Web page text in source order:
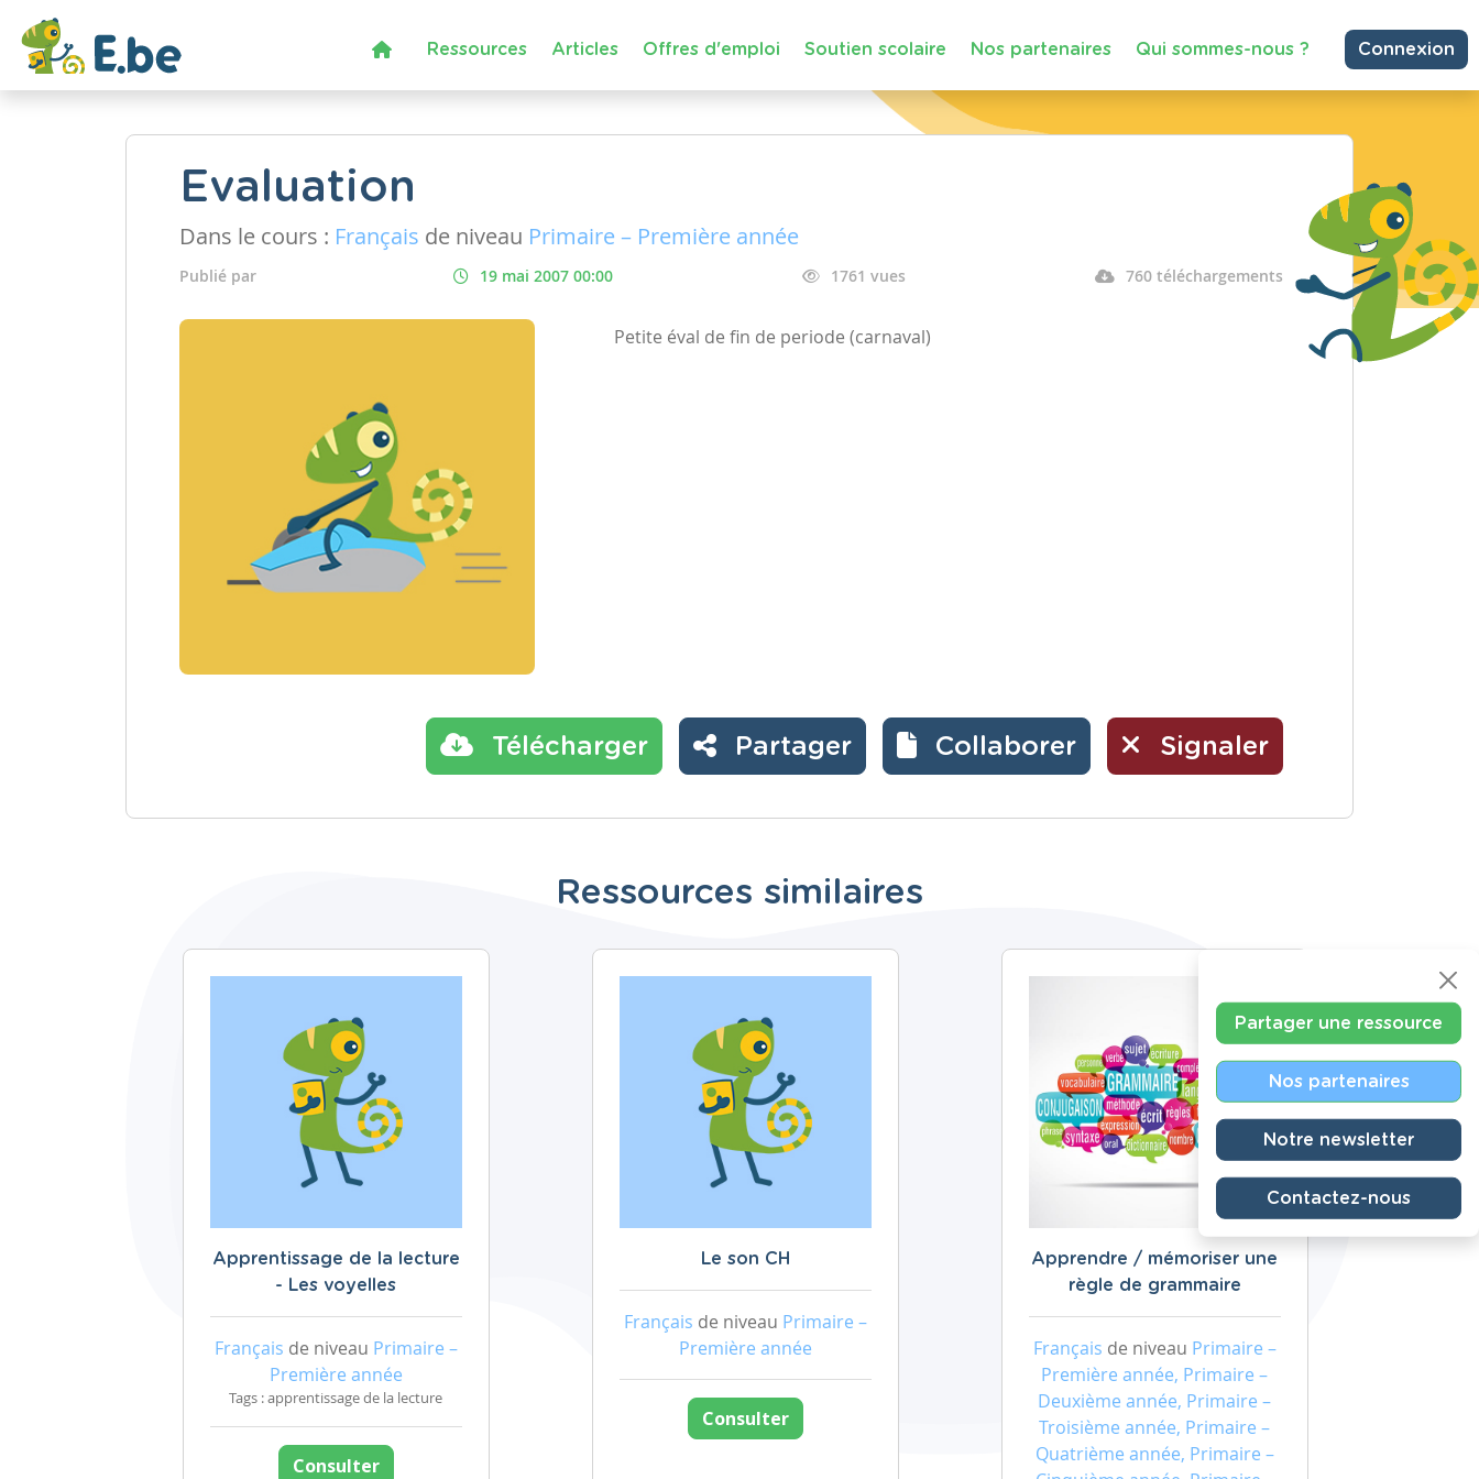
Ressources Articles Offres d'emploi Soutien scolaire Nos partenaires Qui sommes-nous ? Connexion
Evaluation
Dans le cours : Français de niveau Primaire – Première année
Publié par 19 mai 2007 00:00 1761 vues 760 téléchargements
Petite éval de fin de periode (carnaval)
Télécharger Partager Collaborer Signaler
Ressources similaires
Apprentissage de la lecture
- Les voyelles
Français de niveau Primaire –
Première année
Tags : apprentissage de la lecture
Consulter
Le son CH
Français de niveau Primaire –
Première année
Consulter
Apprendre / mémoriser une
règle de grammaire
Français de niveau Primaire –
Première année, Primaire –
Deuxième année, Primaire –
Troisième année, Primaire –
Quatrième année, Primaire –
Partager une ressource
Nos partenaires
Notre newsletter
Contactez-nous